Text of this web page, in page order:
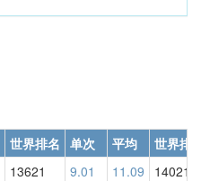
世界排名 单次 平均
世界排
13621 9.01 11.09
14021